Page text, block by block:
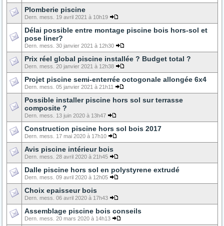
Plomberie piscine
Dern. mess. 19 avril 2021 à 10h19
Délai possible entre montage piscine bois hors-sol et
pose liner?
Dern. mess. 30 janvier 2021 à 12h30
Prix réel global piscine installée ? Budget total ?
Dern. mess. 20 janvier 2021 à 12h38
Projet piscine semi-enterrée octogonale allongée 6x4
Dern. mess. 05 janvier 2021 à 21h11
Possible installer piscine hors sol sur terrasse
composite ?
Dern. mess. 13 juin 2020 à 13h47
Construction piscine hors sol bois 2017
Dern. mess. 17 mai 2020 à 17h10
Avis piscine intérieur bois
Dern. mess. 28 avril 2020 à 21h45
Dalle piscine hors sol en polystyrene extrudé
Dern. mess. 09 avril 2020 à 12h05
Choix epaisseur bois
Dern. mess. 06 avril 2020 à 17h43
Assemblage piscine bois conseils
Dern. mess. 20 mars 2020 à 14h13